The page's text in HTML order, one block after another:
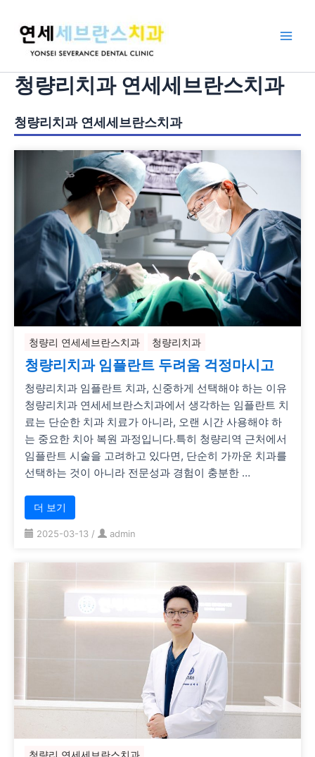
건 청량리치과 연세세브란스치과
청량리치과 연세세브란스치과
청량리 연세세브란스치과 청량리치과
청량리치과 임플란트 두려움 걱정마시고
청량리치과 임플란트 치과, 신중하게 선택해야 하는 이유
청량리치과 연세세브란스치과에서 생각하는 임플란트 치
료는 단순한 치과 치료가 아니라, 오랜 시간 사용해야 하
는 중요한 치아 복원 과정입니다.특히 청량리역 근처에서
임플란트 시술을 고려하고 있다면, 단순히 가까운 치과를
선택하는 것이 아니라 전문성과 경험이 충분한 …
더 보기
2025-03-13 / admin
청량리 연세세브란스치과